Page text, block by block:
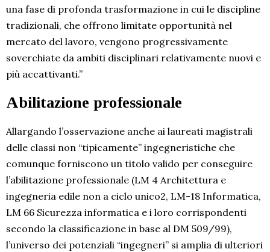
una fase di profonda trasformazione in cui le discipline
tradizionali, che offrono limitate opportunità nel
mercato del lavoro, vengono progressivamente
soverchiate da ambiti disciplinari relativamente nuovi e
più accattivanti.”
Abilitazione professionale
Allargando l’osservazione anche ai laureati magistrali
delle classi non “tipicamente” ingegneristiche che
comunque forniscono un titolo valido per conseguire
l’abilitazione professionale (LM 4 Architettura e
ingegneria edile non a ciclo unico2, LM-18 Informatica,
LM 66 Sicurezza informatica e i loro corrispondenti
secondo la classificazione in base al DM 509/99),
l’universo dei potenziali “ingegneri” si amplia di ulteriori